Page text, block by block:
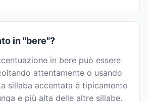
in "bere"?
in bere può essere
attentamente o usando
sillaba accentata è tipicamente
e più alta delle altre sillabe.